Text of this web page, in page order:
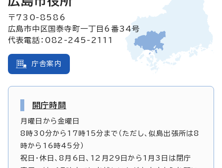
〒730-8586
広島市中区国泰寺町一丁目6番34号
代表電話：082-245-2111
庁舎案内
開庁時間
月曜日から金曜日
8時30分から17時15分まで（ただし、似島出張所は8
時から16時45分）
祝日・休日、8月6日、12月29日から1月3日は閉庁